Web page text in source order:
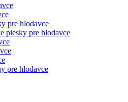
pre hlodavce
piesky pre hlodavce
pre hlodavce